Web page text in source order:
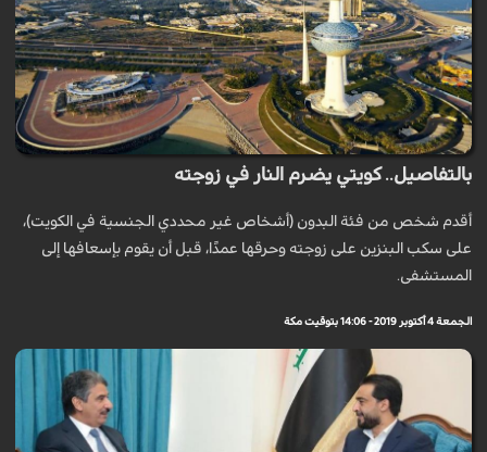
بالتفاصيل.. كويتي يضرم النار في زوجته
أقدم شخص من فئة البدون (أشخاص غير محددي الجنسية في الكويت)،
على سكب البنزين على زوجته وحرقها عمدًا، قبل أن يقوم بإسعافها إلى
المستشفى.
الجمعة 4 أكتوبر 2019 - 14:06 بتوقيت مكة